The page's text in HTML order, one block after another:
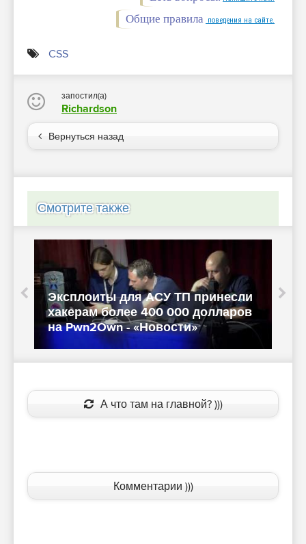
Общие правила поведения на сайте.
CSS
запостил(а)
Richardson
Вернуться назад
Смотрите также
В ходе состязания Tianfu Cup в
Китае были взломаны iOS, Chrome
и не только - «Новости»
А что там на главной? )))
Комментарии )))